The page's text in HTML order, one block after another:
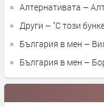
Алтернативата –
Други – "С този
България в мен –
България в мен –